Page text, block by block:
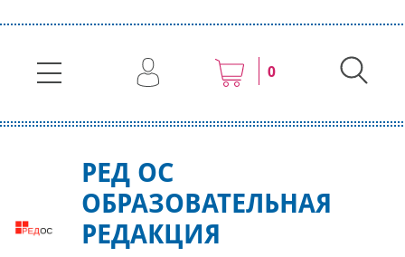
0
РЕД ОС
ОБРАЗОВАТЕЛЬНАЯ
РЕДАКЦИЯ